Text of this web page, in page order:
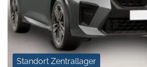
Standort Zentrallager